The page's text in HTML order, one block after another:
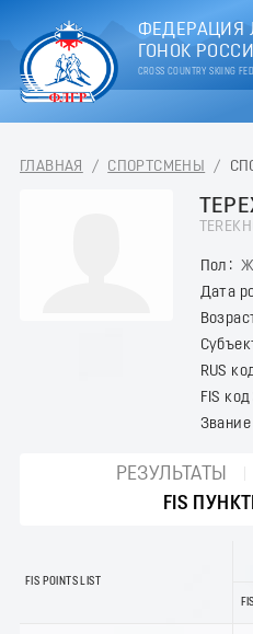
ГОНОК
CROSS COUNTRY SKIING
ГЛАВНАЯ / СПОРТСМЕНЫ /
Пол
Дата
RUS
FIS код
РЕЗУЛЬТАТЫ
FIS
FIS POINTS LIST